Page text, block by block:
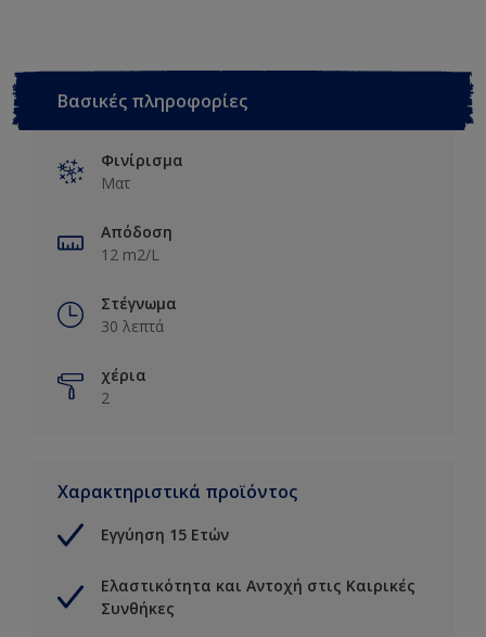
Βασικές πληροφορίες
Φινίρισμα
Ματ
Απόδοση
12 m2/L
Στέγνωμα
30 λεπτά
χέρια
2
Χαρακτηριστικά προϊόντος
Εγγύηση 15 Ετών
Ελαστικότητα και Αντοχή στις Καιρικές
Συνθήκες